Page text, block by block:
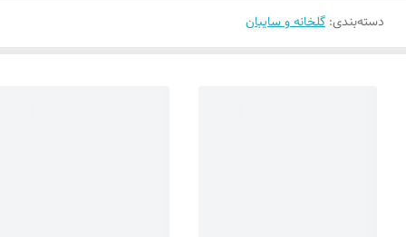
دسته‌بندی: گلخانه و سایبان